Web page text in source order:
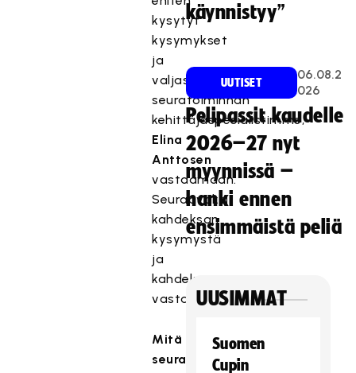
kysytyt
kysymykset
ja
valjastimme
seuratoiminnan
kehittäjäspesialistimme,
Elina
Anttosen
vastaamaan.
Seuraavaksi
kahdeksan
kysymystä
ja
kahdeksan
vastausta.
Mitä
seura
käynnistyy”
UUTISET
06.08.2
026
Pelipassit kaudelle
2026–27 nyt
myynnissä –
hanki ennen
ensimmäistä peliä
UUSIMMAT
Suomen
Cupin